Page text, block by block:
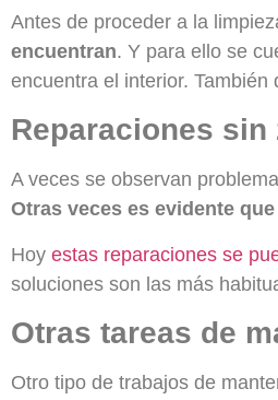
Antes de proceder a la
encuentran. Y para ello se
encuentra el interior.
Reparaciones sin
A veces se observan
Otras veces es evidente
Hoy estas reparaciones se
soluciones son las más
Otras tareas de
Otro tipo de trabajos de